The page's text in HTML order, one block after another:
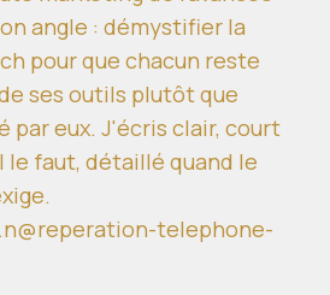
angle : démystifier la
pour que chacun reste
ses outils plutôt que
par eux. J'écris clair, court
le faut, détaillé quand le
telephone-